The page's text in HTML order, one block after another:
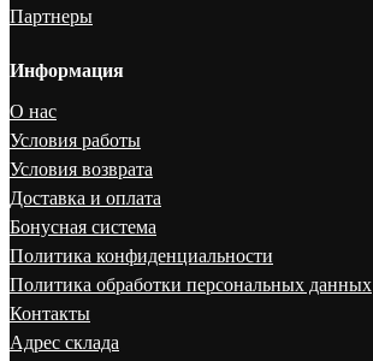
Партнеры
Информация
О нас
Условия работы
Условия возврата
Доставка и оплата
Бонусная система
Политика конфиденциальности
Политика обработки персональных данных
Контакты
Адрес склада